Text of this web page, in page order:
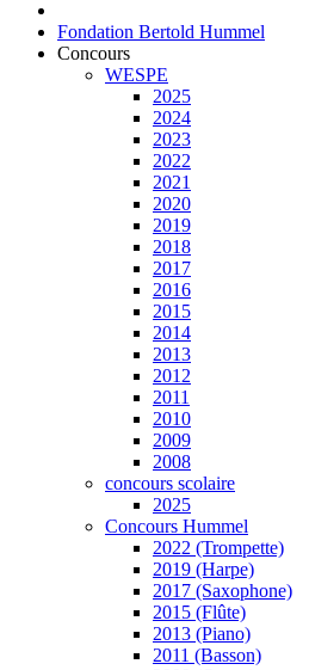
Fondation Bertold Hummel
Concours
WESPE
2025
2024
2023
2022
2021
2020
2019
2018
2017
2016
2015
2014
2013
2012
2011
2010
2009
2008
concours scolaire
2025
Concours Hummel
2022 (Trompette)
2019 (Harpe)
2017 (Saxophone)
2015 (Flûte)
2013 (Piano)
2011 (Basson)